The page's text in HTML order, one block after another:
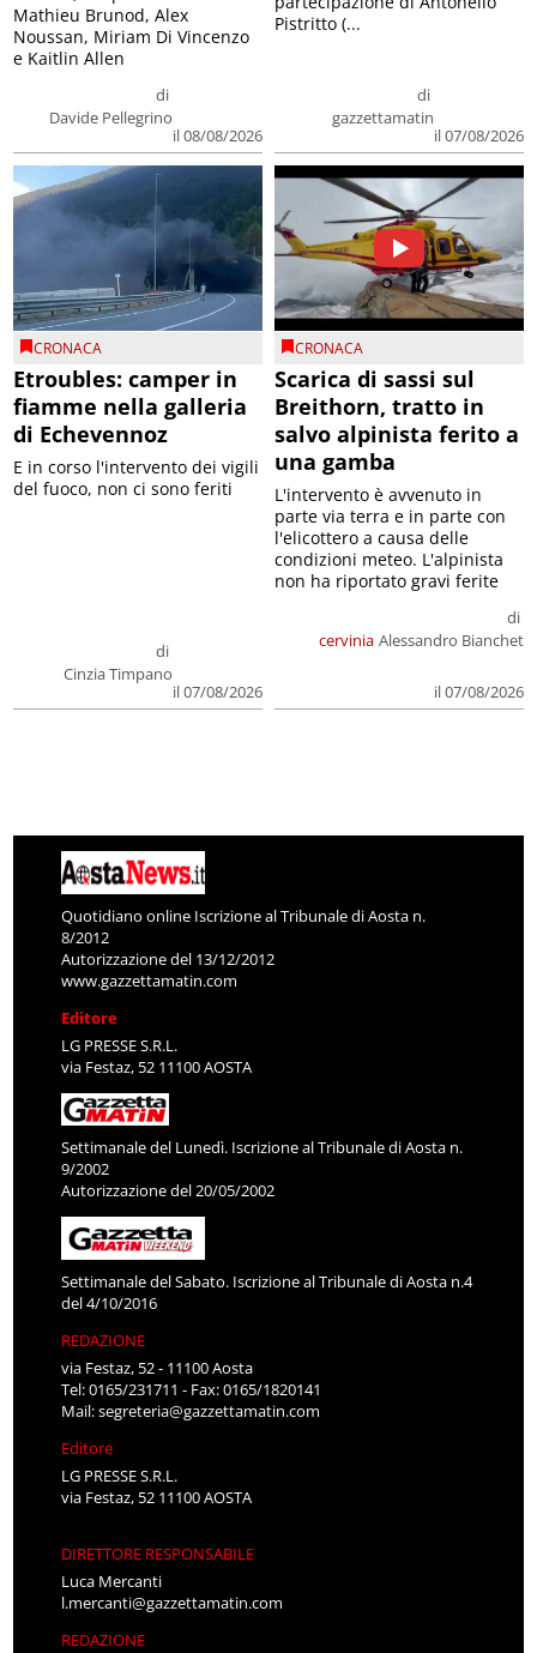
di
Davide Pellegrino
il 08/08/2026
Mathieu Brunod, Alex
Noussan, Miriam Di Vincenzo
e Kaitlin Allen
di
gazzettamatin
il 07/08/2026
Pistritto (...
CRONACA
Etroubles: camper in
fiamme nella galleria
di Echevennoz
di
Cinzia Timpano
il 07/08/2026
E in corso l'intervento dei vigili
del fuoco, non ci sono feriti
CRONACA
Scarica di sassi sul
Breithorn, tratto in
salvo alpinista ferito a
una gamba
cervinia
di
Alessandro Bianchet
il 07/08/2026
L'intervento è avvenuto in
parte via terra e in parte con
l'elicottero a causa delle
condizioni meteo. L'alpinista
non ha riportato gravi ferite
Quotidiano online Iscrizione al Tribunale di Aosta n.
8/2012
Autorizzazione del 13/12/2012
www.gazzettamatin.com
Editore
LG PRESSE S.R.L.
via Festaz, 52 11100 AOSTA
Settimanale del Lunedì. Iscrizione al Tribunale di Aosta n.
9/2002
Autorizzazione del 20/05/2002
Settimanale del Sabato. Iscrizione al Tribunale di Aosta n.4
del 4/10/2016
REDAZIONE
via Festaz, 52 - 11100 Aosta
Tel: 0165/231711 - Fax: 0165/1820141
Mail:segreteria@gazzettamatin.com
Editore
LG PRESSE S.R.L.
via Festaz, 52 11100 AOSTA
DIRETTORE RESPONSABILE
Luca Mercanti
l.mercanti@gazzettamatin.com
REDAZIONE